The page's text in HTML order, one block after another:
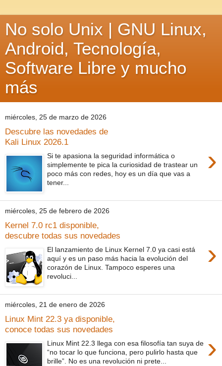
No solo Unix | GNU Linux,
Android, Tecnología,
Software Libre y mucho
más
miércoles, 25 de marzo de 2026
Descubre las novedades de
Kali Linux 2026.1
›
Si te apasiona la seguridad informática o
simplemente te pica la curiosidad de trastear un
poco más con redes, hoy es un día que vas a
tener...
miércoles, 25 de febrero de 2026
Kernel 7.0 rc1 disponible,
descubre todas sus novedades
›
El lanzamiento de Linux Kernel 7.0 ya casi está
aquí y es un paso más hacia la evolución del
corazón de Linux. Tampoco esperes una
revoluci...
miércoles, 21 de enero de 2026
Linux Mint 22.3 ya disponible,
conoce todas sus novedades
›
Linux Mint 22.3 llega con esa filosofía tan suya de
“no tocar lo que funciona, pero pulirlo hasta que
brille”. No es una revolución ni prete...